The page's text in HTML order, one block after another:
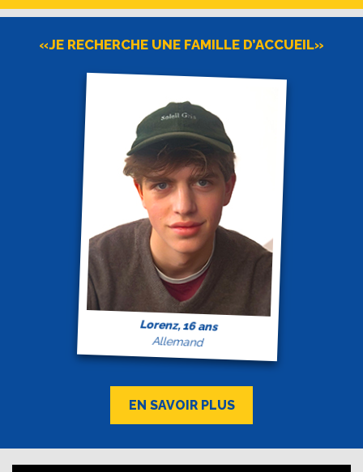
«JE RECHERCHE UNE FAMILLE D’ACCUEIL»
Lorenz, 16 ans
Allemand
EN SAVOIR PLUS